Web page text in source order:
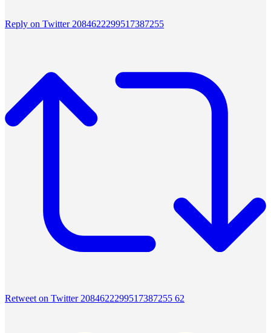
Reply on Twitter 2084622299517387255
Retweet on Twitter 2084622299517387255 62